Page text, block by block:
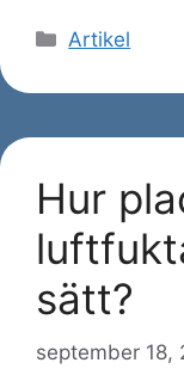
Kategorier
Artikel
Hur
sätt?
september 18,